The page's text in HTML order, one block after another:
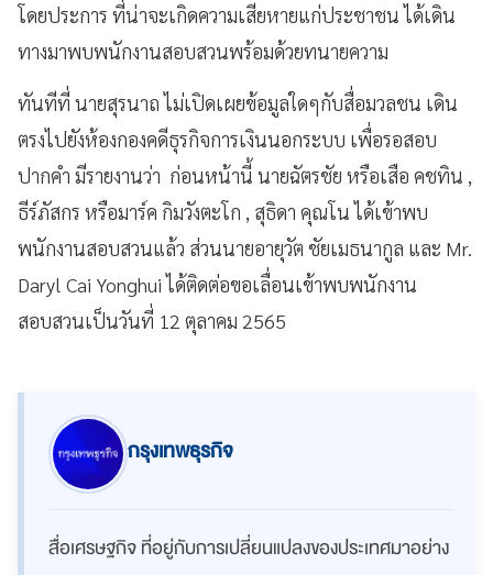
โดยประการ ที่น่าจะเกิดความเสียหายแก่ประชาชน ได้เดิน
ทางมาพบพนักงานสอบสวนพร้อมด้วยทนายความ
ทันทีที่ นายสุรนาถ ไม่เปิดเผยข้อมูลใดๆกับสื่อมวลชน เดิน
ตรงไปยังห้องกองคดีธุรกิจการเงินนอกระบบ เพื่อรอสอบ
ปากคำ มีรายงานว่า ก่อนหน้านี้ นายฉัตรชัย หรือเสือ คชทิน ,
ธีร์ภัสกร หรือมาร์ค กิมวังตะโก , สุธิดา คุณโน ได้เข้าพบ
พนักงานสอบสวนแล้ว ส่วนนายอายุวัต ชัยเมธนากูล และ Mr.
Daryl Cai Yonghui ได้ติดต่อขอเลื่อนเข้าพบพนักงาน
สอบสวนเป็นวันที่ 12 ตุลาคม 2565
กรุงเทพธุรกิจ
สื่อเศรษฐกิจ ที่อยู่กับการเปลี่ยนแปลงของประเทศมาอย่าง